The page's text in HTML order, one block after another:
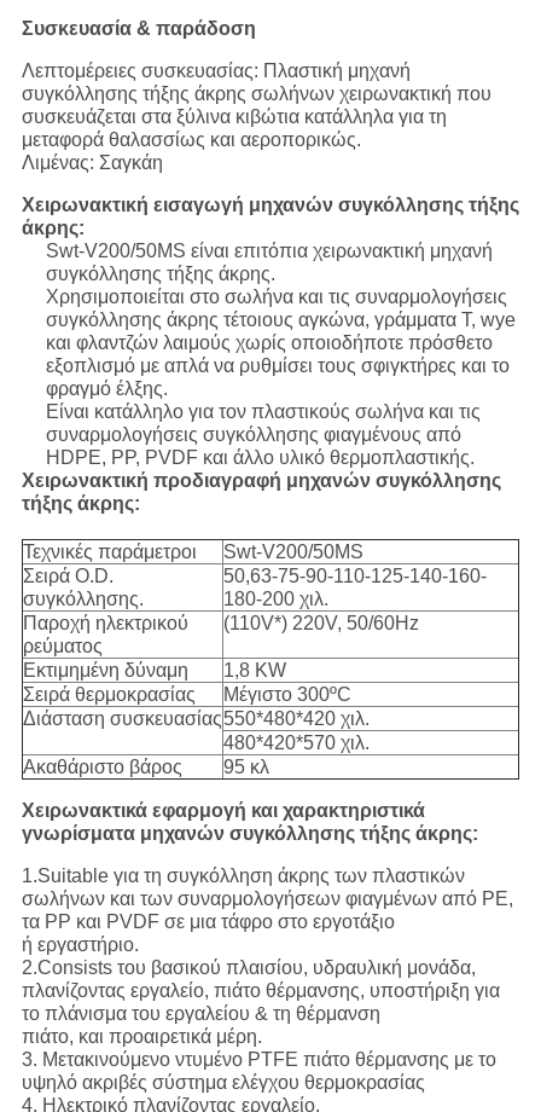
Συσκευασία & παράδοση
Λεπτομέρειες συσκευασίας: Πλαστική μηχανή
συγκόλλησης τήξης άκρης σωλήνων χειρωνακτική που
συσκευάζεται στα ξύλινα κιβώτια κατάλληλα για τη
μεταφορά θαλασσίως και αεροπορικώς.
Λιμένας: Σαγκάη
Χειρωνακτική εισαγωγή μηχανών συγκόλλησης τήξης
άκρης:
Swt-V200/50MS είναι επιτόπια χειρωνακτική μηχανή
συγκόλλησης τήξης άκρης.
Χρησιμοποιείται στο σωλήνα και τις συναρμολογήσεις
συγκόλλησης άκρης τέτοιους αγκώνα, γράμματα Τ, wye
και φλαντζών λαιμούς χωρίς οποιοδήποτε πρόσθετο
εξοπλισμό με απλά να ρυθμίσει τους σφιγκτήρες και το
φραγμό έλξης.
Είναι κατάλληλο για τον πλαστικούς σωλήνα και τις
συναρμολογήσεις συγκόλλησης φιαγμένους από
HDPE, PP, PVDF και άλλο υλικό θερμοπλαστικής.
Χειρωνακτική προδιαγραφή μηχανών συγκόλλησης
τήξης άκρης:
Τεχνικές παράμετροι
Swt-V200/50MS
Σειρά O.D.
συγκόλλησης.
50,63-75-90-110-125-140-160-
180-200 χιλ.
Παροχή ηλεκτρικού
ρεύματος
(110V*) 220V, 50/60Hz
Εκτιμημένη δύναμη
1,8 KW
Σειρά θερμοκρασίας
Μέγιστο 300ºC
Διάσταση συσκευασίας550*480*420 χιλ.
480*420*570 χιλ.
Ακαθάριστο βάρος
95 κλ
Χειρωνακτικά εφαρμογή και χαρακτηριστικά
γνωρίσματα μηχανών συγκόλλησης τήξης άκρης:
1.Suitable για τη συγκόλληση άκρης των πλαστικών
σωλήνων και των συναρμολογήσεων φιαγμένων από PE,
τα PP και PVDF σε μια τάφρο στο εργοτάξιο
ή εργαστήριο.
2.Consists του βασικού πλαισίου, υδραυλική μονάδα,
πλανίζοντας εργαλείο, πιάτο θέρμανσης, υποστήριξη για
το πλάνισμα του εργαλείου & τη θέρμανση
πιάτο, και προαιρετικά μέρη.
3. Μετακινούμενο ντυμένο PTFE πιάτο θέρμανσης με το
υψηλό ακριβές σύστημα ελέγχου θερμοκρασίας
4. Ηλεκτρικό πλανίζοντας εργαλείο.